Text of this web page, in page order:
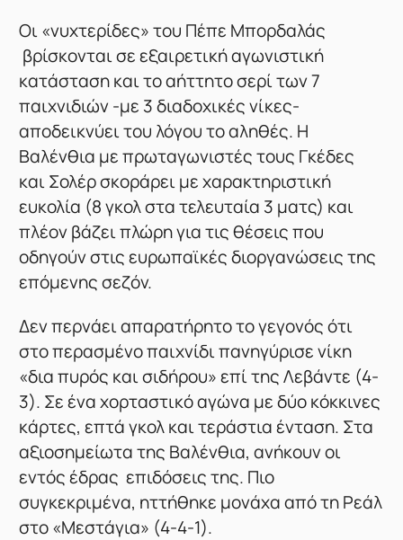
Οι «νυχτερίδες» του Πέπε Μπορδαλάς
βρίσκονται σε εξαιρετική αγωνιστική
κατάσταση και το αήττητο σερί των 7
παιχνιδιών -με 3 διαδοχικές νίκες-
αποδεικνύει του λόγου το αληθές. Η
Βαλένθια με πρωταγωνιστές τους Γκέδες
και Σολέρ σκοράρει με χαρακτηριστική
ευκολία (8 γκολ στα τελευταία 3 ματς) και
πλέον βάζει πλώρη για τις θέσεις που
οδηγούν στις ευρωπαϊκές διοργανώσεις της
επόμενης σεζόν.
Δεν περνάει απαρατήρητο το γεγονός ότι
στο περασμένο παιχνίδι πανηγύρισε νίκη
«δια πυρός και σιδήρου» επί της Λεβάντε (4-
3). Σε ένα χορταστικό αγώνα με δύο κόκκινες
κάρτες, επτά γκολ και τεράστια ένταση. Στα
αξιοσημείωτα της Βαλένθια, ανήκουν οι
εντός έδρας επιδόσεις της. Πιο
συγκεκριμένα, ηττήθηκε μονάχα από τη Ρεάλ
στο «Μεστάγια» (4-4-1).